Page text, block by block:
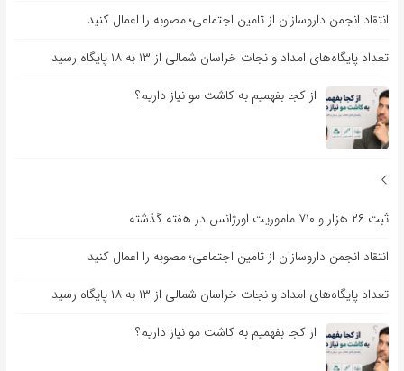
انتقاد انجمن داروسازان از تامین اجتماعی؛ مصوبه را اعمال کنید
تعداد پایگاه‌های امداد و نجات خراسان شمالی از ۱۳ به ۱۸ پایگاه رسید
از کجا بفهمیم به کاشت مو نیاز داریم؟
ثبت ۲۶ هزار و ۷۱۰ ماموریت اورژانس در هفته گذشته
انتقاد انجمن داروسازان از تامین اجتماعی؛ مصوبه را اعمال کنید
تعداد پایگاه‌های امداد و نجات خراسان شمالی از ۱۳ به ۱۸ پایگاه رسید
از کجا بفهمیم به کاشت مو نیاز داریم؟